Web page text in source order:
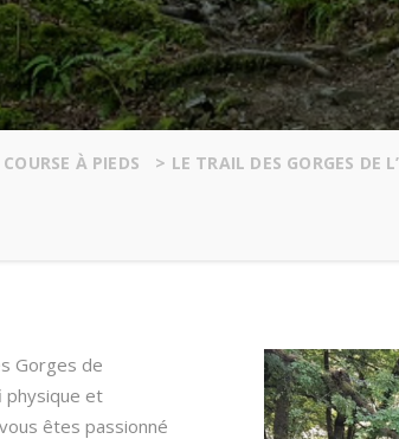
COURSE À PIEDS > LE TRAIL DES GORGES DE
Gorges de
physique et
êtes passionné